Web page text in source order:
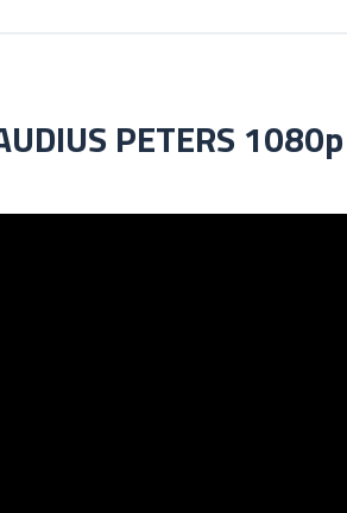
PETERS